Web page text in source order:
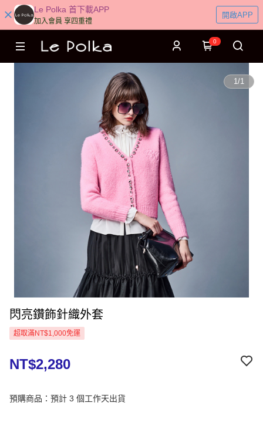
Le Polka 首下載APP
加入會員 享四重禮
開啟APP
0
1/1
閃亮鑽飾針織外套
超取滿NT$1,000免運
NT$2,280
預購商品：預計 3 個工作天出貨